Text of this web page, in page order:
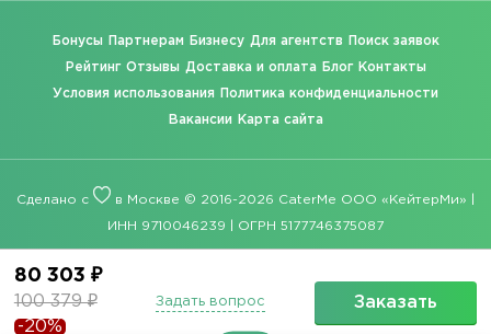
80 303 ₽
100 379 ₽
-20%
Заказать
Задать вопрос
Бонусы Партнерам Бизнесу Для агентств Поиск заявок
Рейтинг Отзывы Доставка и оплата Блог Контакты
Условия использования Политика конфиденциальности
Вакансии Карта сайта
Сделано с в Москве © 2016-2026 CaterMe ООО «КейтерМи» |
ИНН 9710046239 | ОГРН 5177746375087